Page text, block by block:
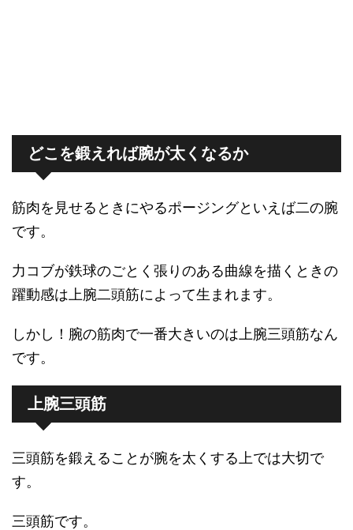
どこを鍛えれば腕が太くなるか
筋肉を見せるときにやるポージングといえば二の腕
です。
力コブが鉄球のごとく張りのある曲線を描くときの
躍動感は上腕二頭筋によって生まれます。
しかし！腕の筋肉で一番大きいのは上腕三頭筋なん
です。
上腕三頭筋
三頭筋を鍛えることが腕を太くする上では大切で
す。
三頭筋です。